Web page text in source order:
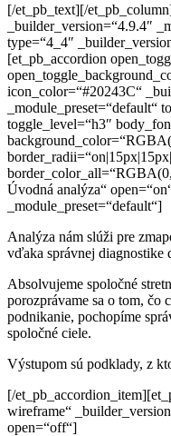
[/et_pb_text][/
_builder_version=“4.9.4″
type=“4_4″
[et_pb_accordion
icon_color=“#20243C“
_module_preset=“default“
toggle_level=“h3″
Úvodná analýza“
_module_preset=“default“]
Analýza nám slúži pre
vďaka správnej diagnostike
Absolvujeme spoločné
porozprávame sa o tom, čo
podnikanie, pochopíme
spoločné ciele.
Výstupom sú podklady, z
[/
wireframe“
open=“off“]